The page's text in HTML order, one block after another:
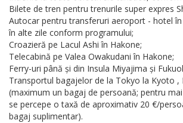
Bilete de tren pentru trenurile super expres
Autocar pentru transferuri aeroport - hotel
în alte zile conform programului;
Croazieră pe Lacul Ashi în Hakone;
Telecabină pe Valea Owakudani în Hakone;
Ferry-uri până și din Insula Miyajima și
Transportul bagajelor de la Tokyo la Kyoto ,
(maximum un bagaj de persoană; pentru
se percepe o taxă de aproximativ 20 €/
bagaj suplimentar).